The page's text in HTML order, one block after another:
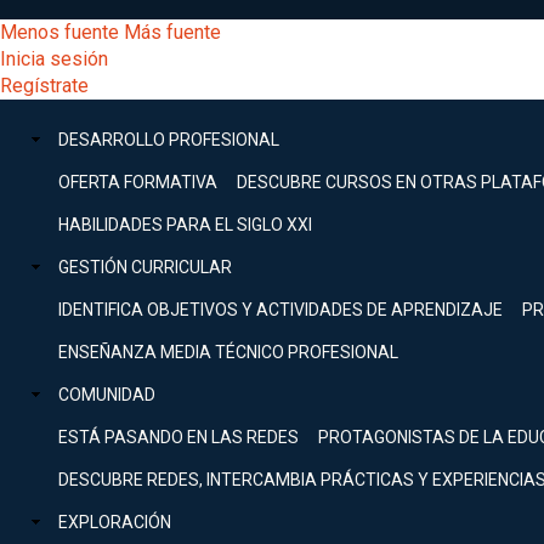
al
contenido
principal
[Educarchile
Escritorio]
Menú
entrar
mi
Menos fuente Más fuente
Inicia sesión
Regístrate
Menú
principal
DESARROLLO PROFESIONAL
OFERTA FORMATIVA DESCUBRE CURSOS EN OTRAS
HABILIDADES PARA EL SIGLO XXI
GESTIÓN CURRICULAR
IDENTIFICA OBJETIVOS Y ACTIVIDADES DE APRENDIZAJE
ENSEÑANZA MEDIA TÉCNICO PROFESIONAL
COMUNIDAD
ESTÁ PASANDO EN LAS REDES PROTAGONISTAS DE LA
DESCUBRE REDES, INTERCAMBIA PRÁCTICAS Y EXPERIENCIAS
EXPLORACIÓN
Buscar
Menú
principal
DESARROLLO
Expand
GESTIÓN
Expand
COMUNIDAD
Expand
EXPLORACIÓN
[Educarchile
Inicia